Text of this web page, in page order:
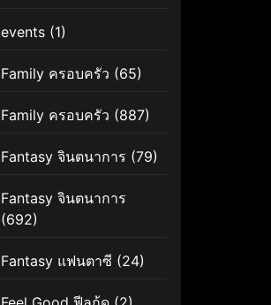
events (1)
Family ครอบครัว (65)
Family ครอบครัว (887)
Fantasy จินตนาการ (79)
Fantasy จินตนาการ
(692)
Fantasy แฟนตาซี (24)